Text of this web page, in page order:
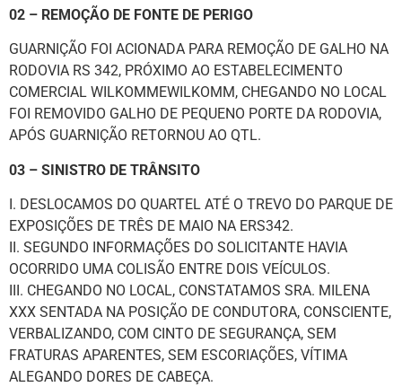
02 – REMOÇÃO DE FONTE DE PERIGO
GUARNIÇÃO FOI ACIONADA PARA REMOÇÃO DE GALHO NA
RODOVIA RS 342, PRÓXIMO AO ESTABELECIMENTO
COMERCIAL WILKOMMEWILKOMM, CHEGANDO NO LOCAL
FOI REMOVIDO GALHO DE PEQUENO PORTE DA RODOVIA,
APÓS GUARNIÇÃO RETORNOU AO QTL.
03 – SINISTRO DE TRÂNSITO
I. DESLOCAMOS DO QUARTEL ATÉ O TREVO DO PARQUE DE
EXPOSIÇÕES DE TRÊS DE MAIO NA ERS342.
II. SEGUNDO INFORMAÇÕES DO SOLICITANTE HAVIA
OCORRIDO UMA COLISÃO ENTRE DOIS VEÍCULOS.
III. CHEGANDO NO LOCAL, CONSTATAMOS SRA. MILENA
XXX SENTADA NA POSIÇÃO DE CONDUTORA, CONSCIENTE,
VERBALIZANDO, COM CINTO DE SEGURANÇA, SEM
FRATURAS APARENTES, SEM ESCORIAÇÕES, VÍTIMA
ALEGANDO DORES DE CABEÇA.